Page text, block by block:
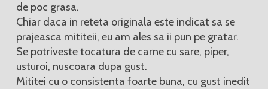
de poc grasa.
Chiar daca in reteta originala este indicat sa se
prajeasca mititeii, eu am ales sa ii pun pe gratar.
Se potriveste tocatura de carne cu sare, piper,
usturoi, nuscoara dupa gust.
Mititei cu o consistenta foarte buna, cu gust inedit